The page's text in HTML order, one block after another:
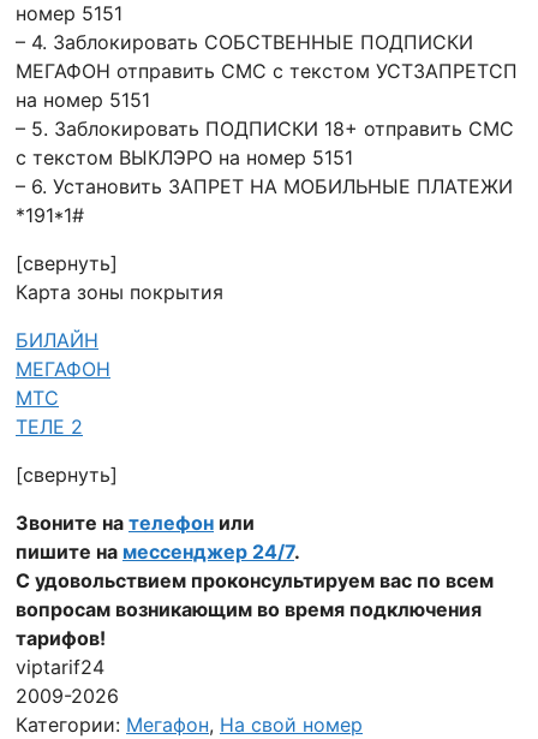
номер 5151
– 4. Заблокировать СОБСТВЕННЫЕ ПОДПИСКИ
МЕГАФОН отправить СМС с текстом УСТЗАПРЕТСП
на номер 5151
– 5. Заблокировать ПОДПИСКИ 18+ отправить СМС
с текстом ВЫКЛЭРО на номер 5151
– 6. Установить ЗАПРЕТ НА МОБИЛЬНЫЕ ПЛАТЕЖИ
*191*1#
[свернуть]
Карта зоны покрытия
БИЛАЙН
МЕГАФОН
МТС
ТЕЛЕ 2
[свернуть]
Звоните на телефон или
пишите на мессенджер 24/7.
С удовольствием проконсультируем вас по всем
вопросам возникающим во время подключения
тарифов!
viptarif24
2009-2026
Категории: Мегафон, На свой номер